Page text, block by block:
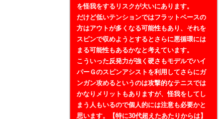
を怪我をするリスクが大いにあります。
だけど低いテンションではフラットベースの
方はアウトが多くなる可能性もあり、それを
スピンで収めようとするとさらに悪循環には
まる可能性もあるかなと考えています。
こういった反発力が強く硬さもモデルでハイ
パーＧのスピンアシストを利用してさらにガ
ンガン攻めるというのは攻撃的なテニスでは
かなりメリットもありますが、怪我をしてし
まう人もいるので個人的には注意も必要かと
思います。【特に30代超えたあたりからは】